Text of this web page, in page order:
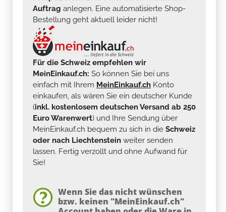
Auftrag anlegen. Eine automatisierte Shop-
Bestellung geht aktuell leider nicht!
Für die Schweiz empfehlen wir
MeinEinkauf.ch: So können Sie bei uns
einfach mit Ihrem MeinEinkauf.ch Konto
einkaufen, als wären Sie ein deutscher Kunde
(inkl. kostenlosem deutschen Versand ab 250
Euro Warenwert) und Ihre Sendung über
MeinEinkauf.ch bequem zu sich in die Schweiz
oder nach Liechtenstein weiter senden
lassen. Fertig verzollt und ohne Aufwand für
Sie!
Wenn Sie das nicht wünschen
bzw. keinen "MeinEinkauf.ch"